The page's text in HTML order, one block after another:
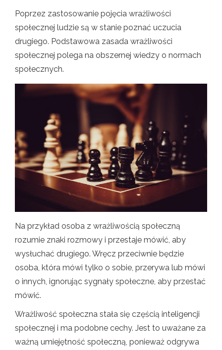
Poprzez zastosowanie pojęcia wrażliwości
społecznej ludzie są w stanie poznać uczucia
drugiego. Podstawowa zasada wrażliwości
społecznej polega na obszernej wiedzy o normach
społecznych.
Na przykład osoba z wrażliwością społeczną
rozumie znaki rozmowy i przestaje mówić, aby
wysłuchać drugiego. Wręcz przeciwnie będzie
osoba, która mówi tylko o sobie, przerywa lub mówi
o innych, ignorując sygnały społeczne, aby przestać
mówić.
Wrażliwość społeczna stała się częścią inteligencji
społecznej i ma podobne cechy. Jest to uważane za
ważną umiejętność społeczną, ponieważ odgrywa